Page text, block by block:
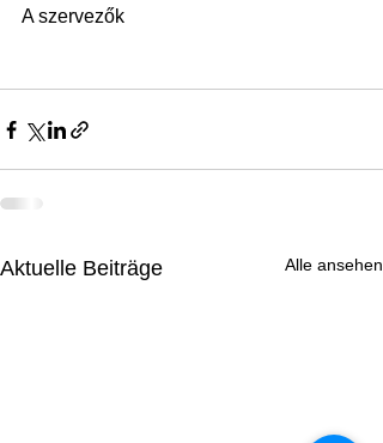
A szervezők
Aktuelle Beiträge Alle ansehen